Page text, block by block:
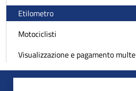
Etilometro
Motociclisti
Visualizzazione e pagamento multe